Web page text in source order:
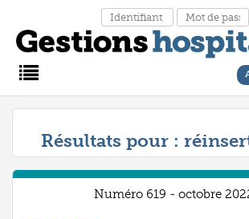
Main
Menu
Résultats pour :
Numéro 619 - octobre